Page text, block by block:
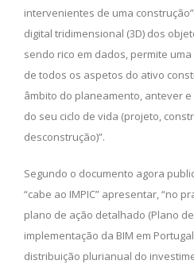
intervenientes de uma
digital tridimensional (3D) dos
sendo rico em dados, permite
de todos os aspetos do ativo
âmbito do planeamento, antever
do seu ciclo de vida (projeto,
desconstrução)”.
Segundo o documento agora
“cabe ao IMPIC” apresentar, “no
plano de ação detalhado (Plano
implementação da BIM em
distribuição plurianual do